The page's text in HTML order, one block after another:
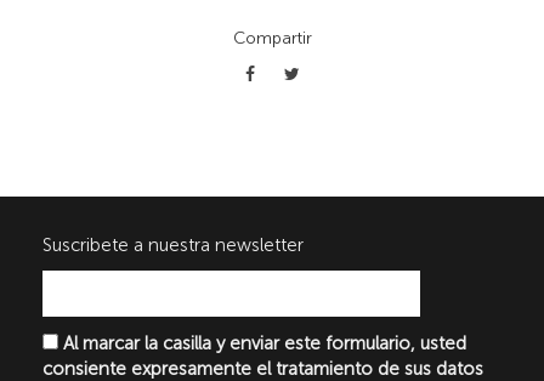
Compartir
Suscribete a nuestra newsletter
Al marcar la casilla y enviar este formulario, usted
consiente expresamente el tratamiento de sus datos